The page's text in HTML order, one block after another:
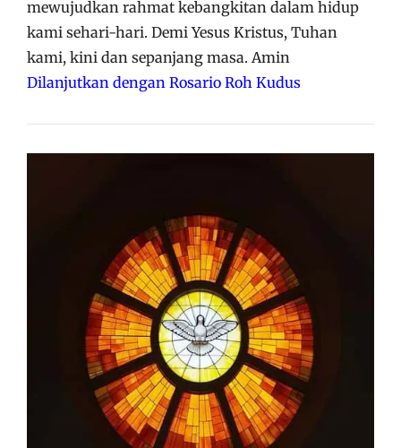
mewujudkan rahmat kebangkitan dalam hidup
kami sehari-hari. Demi Yesus Kristus, Tuhan
kami, kini dan sepanjang masa. Amin
Dilanjutkan dengan Rosario Roh Kudus